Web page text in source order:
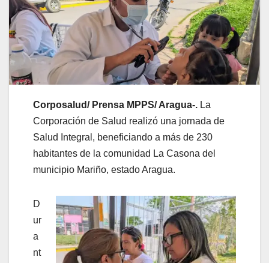
Corposalud/ Prensa MPPS/ Aragua-. La
Corporación de Salud realizó una jornada de
Salud Integral, beneficiando a más de 230
habitantes de la comunidad La Casona del
municipio Mariño, estado Aragua.
D
ur
a
nt